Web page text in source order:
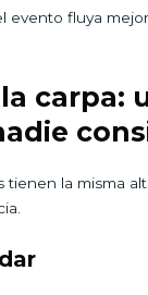
evento fluya
carpa:
tienen la misma